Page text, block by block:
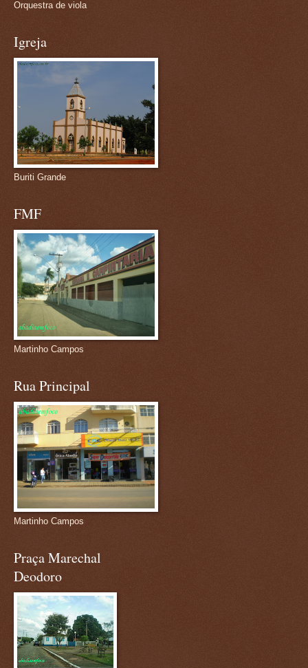
Orquestra de viola
Igreja
Buriti Grande
FMF
Martinho Campos
Rua Principal
Martinho Campos
Praça Marechal
Deodoro